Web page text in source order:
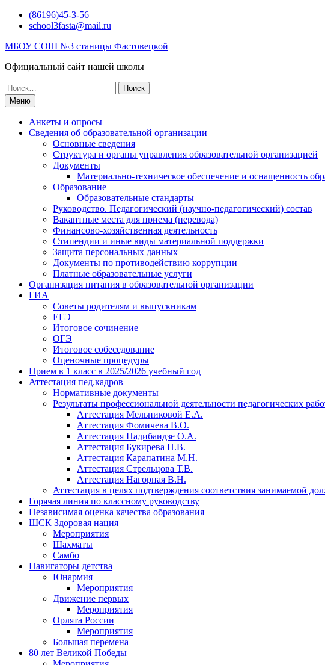
Перейти(86196)45-3-56
school3fasta@mail.ru
МБОУ СОШ №3 станицы Фастовецкой
Официальный сайт нашей школы
Поиск
по:Меню
Анкеты и опросы
Сведения об образовательной организации
Основные сведения
Структура и органы управления образовательной организацией
Документы
Материально-техническое обеспечение и оснащенность
Образование
Образовательные стандарты
Руководство. Педагогический (научно-педагогический) состав
Вакантные места для приема (перевода)
Финансово-хозяйственная деятельность
Стипендии и иные виды материальной поддержки
Защита персональных данных
Документы по противодействию коррупции
Платные образовательные услуги
Организация питания в образовательной организации
ГИА
Советы родителям и выпускникам
ЕГЭ
Итоговое сочинение
ОГЭ
Итоговое собеседование
Оценочные процедуры
Прием в 1 класс в 2025/2026 учебный год
Аттестация пед.кадров
Нормативные документы
Результаты профессиональной деятельности педагогических
Аттестация Мельниковой Е.А.
Аттестация Фомичева В.О.
Аттестация Надибаидзе О.А.
Аттестация Букирева Н.В.
Аттестация Карапатина М.Н.
Аттестация Стрельцова Т.В.
Аттестация Нагорная В.Н.
Аттестация в целях подтверждения соответствия занимаемой
Горячая линия по классному руководству
Независимая оценка качества образования
ШСК Здоровая нация
Мероприятия
Шахматы
Самбо
Навигаторы детства
Юнармия
Мероприятия
Движение первых
Мероприятия
Орлята России
Мероприятия
Большая перемена
80 лет Великой Победы